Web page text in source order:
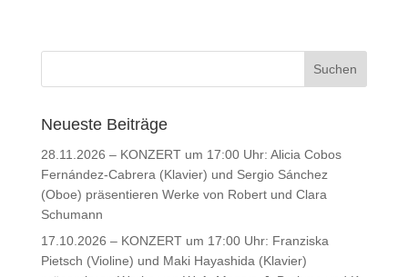
Neueste Beiträge
28.11.2026 – KONZERT um 17:00 Uhr: Alicia Cobos
Fernández-Cabrera (Klavier) und Sergio Sánchez
(Oboe) präsentieren Werke von Robert und Clara
Schumann
17.10.2026 – KONZERT um 17:00 Uhr: Franziska
Pietsch (Violine) und Maki Hayashida (Klavier)